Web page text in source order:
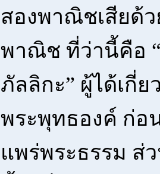
สองพาณิชเสียด้
พาณิช ที่ว่านี้คือ
ภัลลิกะ” ผู้ได้เกี่ย
พระพุทธองค์ ก่อ
แพร่พระธรรม ส่